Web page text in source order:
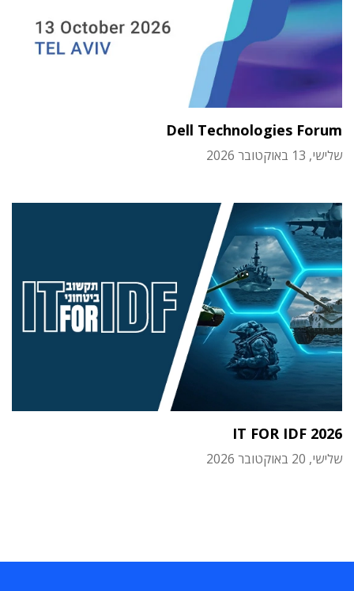
Dell Technologies Forum
שלישי, 13 באוקטובר 2026
IT FOR IDF 2026
שלישי, 20 באוקטובר 2026